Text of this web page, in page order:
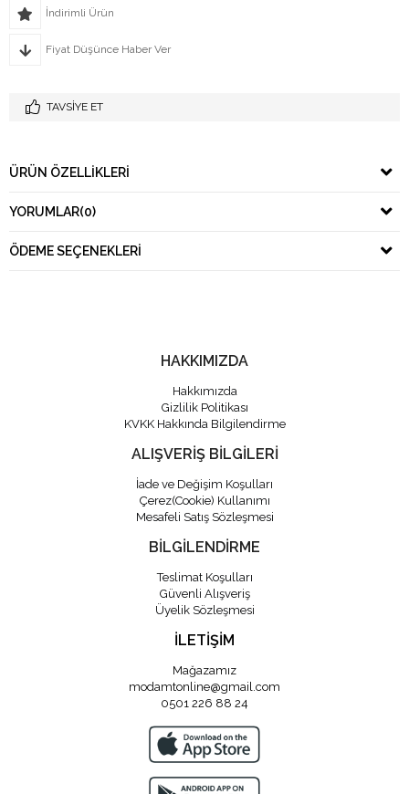
İndirimli Ürün
Fiyat Düşünce Haber Ver
TAVSIYE ET
ÜRÜN ÖZELLIKLERI
YORUMLAR(0)
ÖDEME SEÇENEKLERI
HAKKIMIZDA
Hakkımızda
Gizlilik Politikası
KVKK Hakkında Bilgilendirme
ALIŞVERİŞ BİLGİLERİ
İade ve Değişim Koşulları
Çerez(Cookie) Kullanımı
Mesafeli Satış Sözleşmesi
BİLGİLENDİRME
Teslimat Koşulları
Güvenli Alışveriş
Üyelik Sözleşmesi
İLETİŞİM
Mağazamız
modamtonline@gmail.com
0501 226 88 24